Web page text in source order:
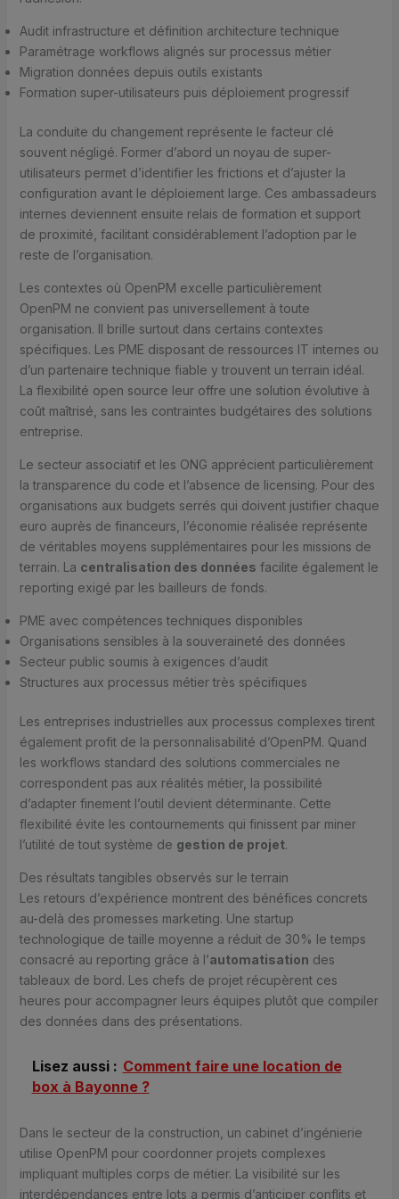
Audit infrastructure et définition architecture technique
Paramétrage workflows alignés sur processus métier
Migration données depuis outils existants
Formation super-utilisateurs puis déploiement progressif
La conduite du changement représente le facteur clé
souvent négligé. Former d’abord un noyau de super-
utilisateurs permet d’identifier les frictions et d’ajuster la
configuration avant le déploiement large. Ces ambassadeurs
internes deviennent ensuite relais de formation et support
de proximité, facilitant considérablement l’adoption par le
reste de l’organisation.
Les contextes où OpenPM excelle particulièrement
OpenPM ne convient pas universellement à toute
organisation. Il brille surtout dans certains contextes
spécifiques. Les PME disposant de ressources IT internes ou
d’un partenaire technique fiable y trouvent un terrain idéal.
La flexibilité open source leur offre une solution évolutive à
coût maîtrisé, sans les contraintes budgétaires des solutions
entreprise.
Le secteur associatif et les ONG apprécient particulièrement
la transparence du code et l’absence de licensing. Pour des
organisations aux budgets serrés qui doivent justifier chaque
euro auprès de financeurs, l’économie réalisée représente
de véritables moyens supplémentaires pour les missions de
terrain. La centralisation des données facilite également le
reporting exigé par les bailleurs de fonds.
PME avec compétences techniques disponibles
Organisations sensibles à la souveraineté des données
Secteur public soumis à exigences d’audit
Structures aux processus métier très spécifiques
Les entreprises industrielles aux processus complexes tirent
également profit de la personnalisabilité d’OpenPM. Quand
les workflows standard des solutions commerciales ne
correspondent pas aux réalités métier, la possibilité
d’adapter finement l’outil devient déterminante. Cette
flexibilité évite les contournements qui finissent par miner
l’utilité de tout système de gestion de projet.
Des résultats tangibles observés sur le terrain
Les retours d’expérience montrent des bénéfices concrets
au-delà des promesses marketing. Une startup
technologique de taille moyenne a réduit de 30% le temps
consacré au reporting grâce à l’automatisation des
tableaux de bord. Les chefs de projet récupèrent ces
heures pour accompagner leurs équipes plutôt que compiler
des données dans des présentations.
Lisez aussi : Comment faire une location de
box à Bayonne ?
Dans le secteur de la construction, un cabinet d’ingénierie
utilise OpenPM pour coordonner projets complexes
impliquant multiples corps de métier. La visibilité sur les
interdépendances entre lots a permis d’anticiper conflits et